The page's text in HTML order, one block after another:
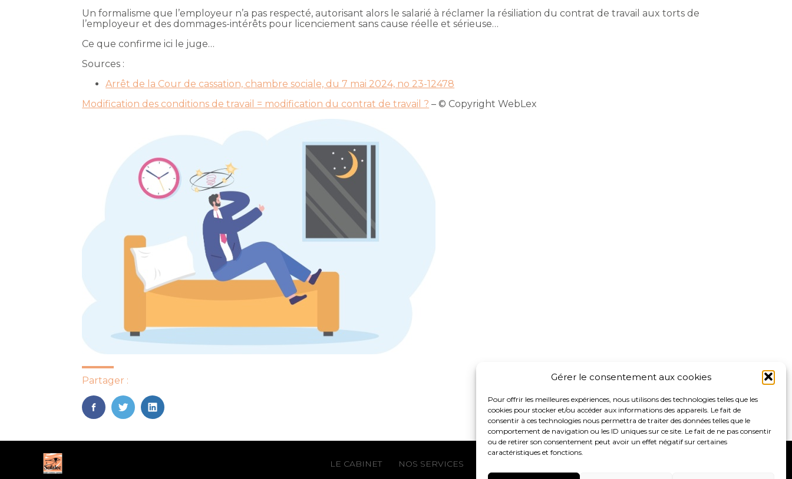
Gérer le consentement aux cookies
Pour offrir les meilleures expériences, nous utilisons des technologies telles que les
cookies pour stocker et/ou accéder aux informations des appareils. Le fait de
consentir à ces technologies nous permettra de traiter des données telles que le
comportement de navigation ou les ID uniques sur ce site. Le fait de ne pas consentir
ou de retirer son consentement peut avoir un effet négatif sur certaines
caractéristiques et fonctions.
Un formalisme que l’employeur n’a pas respecté, autorisant alors le salarié à réclamer la résiliation du contrat de travail aux torts de
l’employeur et des dommages-intérêts pour licenciement sans cause réelle et sérieuse…
Ce que confirme ici le juge…
Sources :
Arrêt de la Cour de cassation, chambre sociale, du 7 mai 2024, no 23-12478
Modification des conditions de travail = modification du contrat de travail ? – © Copyright WebLex
Partager :
FaceBook
TwitterLinkedIn
Footer
LE CABINET NOS SERVICES